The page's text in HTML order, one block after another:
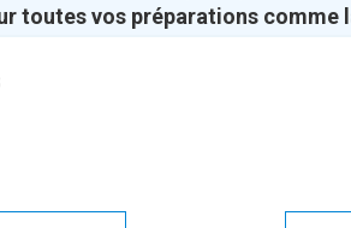
toutes vos préparations comme